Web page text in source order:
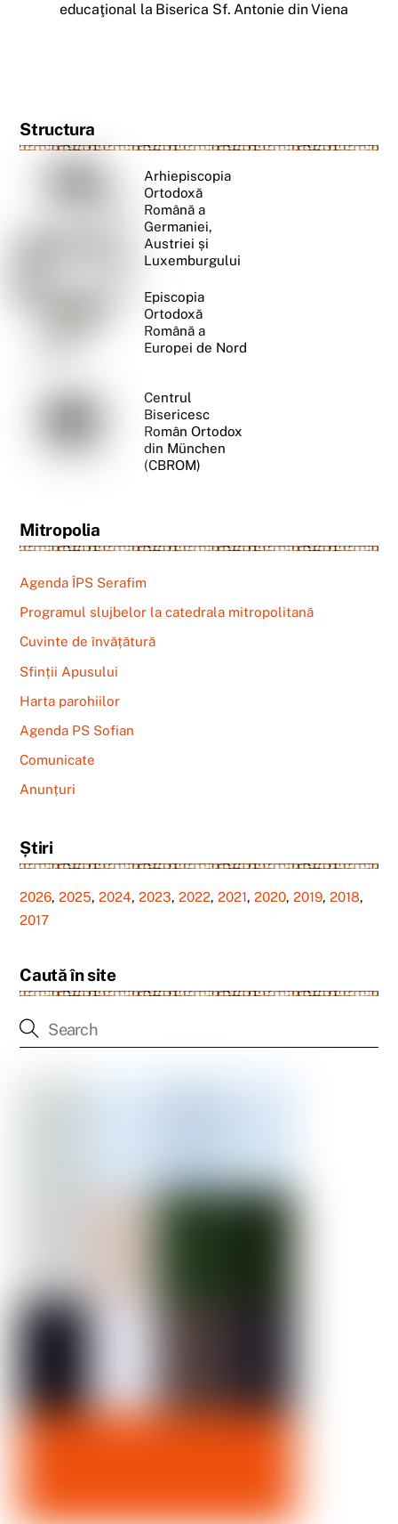
educaţional la Biserica Sf. Antonie din Viena
Structura
Arhiepiscopia
Ortodoxă
Română a
Germaniei,
Austriei și
Luxemburgului
Episcopia
Ortodoxă
Română a
Europei de Nord
Centrul
Bisericesc
Român Ortodox
din München
(CBROM)
Mitropolia
Agenda ÎPS Serafim
Programul slujbelor la catedrala mitropolitană
Cuvinte de învățătură
Sfinții Apusului
Harta parohiilor
Agenda PS Sofian
Comunicate
Anunțuri
Știri
2026,2025,2024,2023,2022,2021,2020,2019,2018,
2017
Caută în site